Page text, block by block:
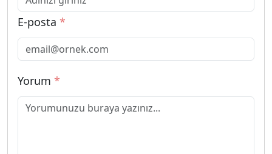
E-posta *
Yorum *